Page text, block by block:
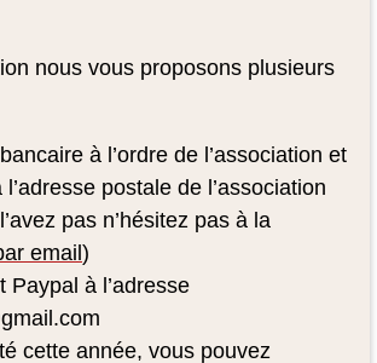
nous vous proposons plusieurs
à l’ordre de l’association et
postale de l’association
pas n’hésitez pas à la
email )
Paypal à l’adresse
cette année, vous pouvez